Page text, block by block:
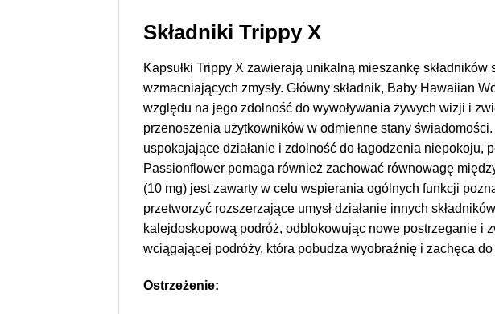
Składniki Trippy X
Kapsułki Trippy X zawierają unikalną mieszankę
wzmacniających zmysły. Główny składnik, Baby Hawaiian
względu na jego zdolność do wywoływania żywych wizji i
przenoszenia użytkowników w odmienne stany
uspokajające działanie i zdolność do łagodzenia
Passionflower pomaga również zachować równowagę
(10 mg) jest zawarty w celu wspierania ogólnych funkcji
przetworzyć rozszerzające umysł działanie innych
kalejdoskopową podróż, odblokowując nowe postrzeganie i
wciągającej podróży, która pobudza wyobraźnię i zachęca
Ostrzeżenie: